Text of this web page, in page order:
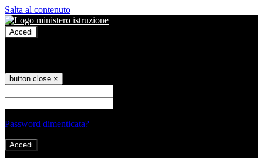
Salta al contenuto
Accedi
button close ×
Password dimenticata?